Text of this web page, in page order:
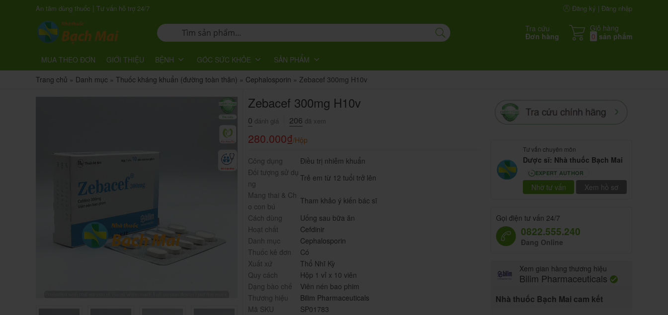
An tâm dùng thuốc | Tư vấn hỗ trợ 24/7 Đăng ký | Đăng nhập
Tra cứu
Đơn hàng
Giỏ hàng
0 sản phẩm
MUA THEO ĐƠN GIỚI THIỆU BỆNH GÓC SỨC KHỎE
SẢN PHẨM
Trang chủ » Danh mục » Thuốc kháng khuẩn (đường toàn thân) » Cephalosporin » Zebacef 300mg H10v
Zebacef 300mg H10v
0 đánh giá 206 đã xem
280.000₫/Hộp
Công dụng
Điều trị nhiễm khuẩn
Đối tượng sử dụ
ng
Trẻ em từ 12 tuổi trở lên
Mang thai & Ch
o con bú
Tham khảo ý kiến bác sĩ
Cách dùng
Uống sau bữa ăn
Hoạt chất
Cefdinir
Danh mục
Cephalosporin
Thuốc kê đơn
Có
Xuất xứ
Thổ Nhĩ Kỳ
Quy cách
Hộp 1 vỉ x 10 viên
Dạng bào chế
Viên nén bao phim
Thương hiệu
Bilim Pharmaceuticals
Mã SKU
SP01783
Tư vấn chuyên môn
Dược sĩ: Nhà thuốc Bạch Mai
80 EXPERT AUTHOR
Nhờ tư vấn Xem hồ sơ
Gọi điện tư vấn 24/7
0822.555.240
Đang Online
Xem gian hàng thương hiệu
Bilim Pharmaceuticals
Nhà thuốc Bạch Mai cam kết